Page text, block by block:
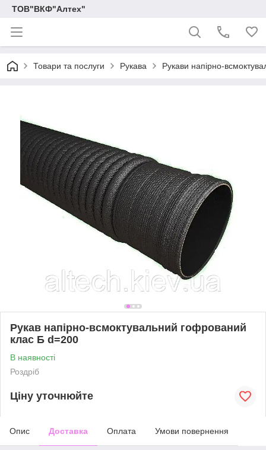
ТОВ"ВКФ"Алтех"
Товари та послуги Рукава Рукави напірно-
Рукав напірно-всмоктувальний гофрований
клас Б d=200
В наявності
Роздріб
Ціну уточнюйте
Опис Доставка Оплата Умови повернення